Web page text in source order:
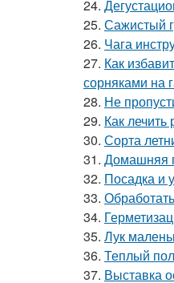
24.
25. Сажистый
26. Чага
27. Как
сорняками на
28. Не
29. Как
30. Сорта
31. Домашняя
32. Посадка и
33.
34.
35. Лук
36. Теплый
37. Выставка